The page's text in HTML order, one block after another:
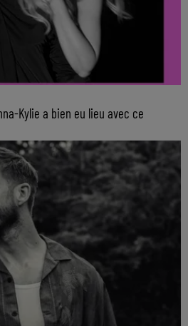
Kylie a bien eu lieu avec ce